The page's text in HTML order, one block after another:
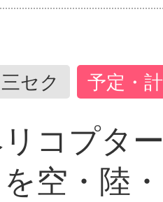
セク 予定・
コプタ
空・陸